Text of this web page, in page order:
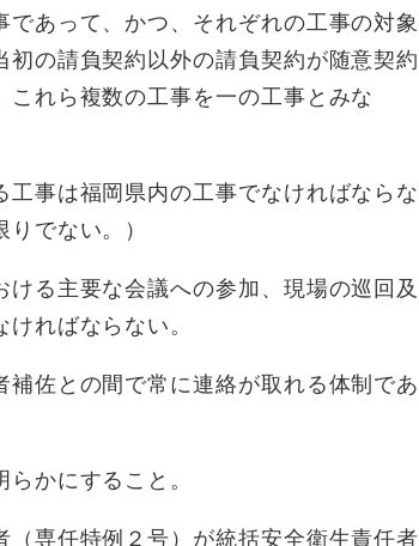
あって、かつ、それぞれの工事の対象
の請負契約以外の請負契約が随意契約
れら複数の工事を一の工事とみな
事は福岡県内の工事でなければならな
でない。）
る主要な会議への参加、現場の巡回及
ればならない。
佐との間で常に連絡が取れる体制であ
かにすること。
専任特例２号）が統括安全衛生責任者